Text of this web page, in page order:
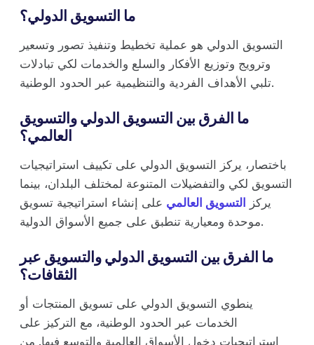
ما التسويق الدولي؟
التسويق الدولي هو عملية تخطيط وتنفيذ تصور وتسعير
وترويج وتوزيع الأفكار والسلع والخدمات لكي تبادلات
تلبي الأهداف الفردية والتنظيمية عبر الحدود الوطنية.
ما الفرق بين التسويق الدولي والتسويق
العالمي؟
باختصار، يركز التسويق الدولي على تكييف استراتيجيات
التسويق لكي والتفضيلات المتنوعة لمختلف البلدان، بينما
يركز التسويق العالمي على إنشاء استراتيجية تسويق
موحدة ومعيارية تنطبق على جميع الأسواق الدولية.
ما الفرق بين التسويق الدولي والتسويق عبر
الثقافات؟
ينطوي التسويق الدولي على تسويق المنتجات أو
الخدمات عبر الحدود الوطنية، مع التركيز على
استراتيجيات دخول الأسواق العالمية والتوسع فيها. من